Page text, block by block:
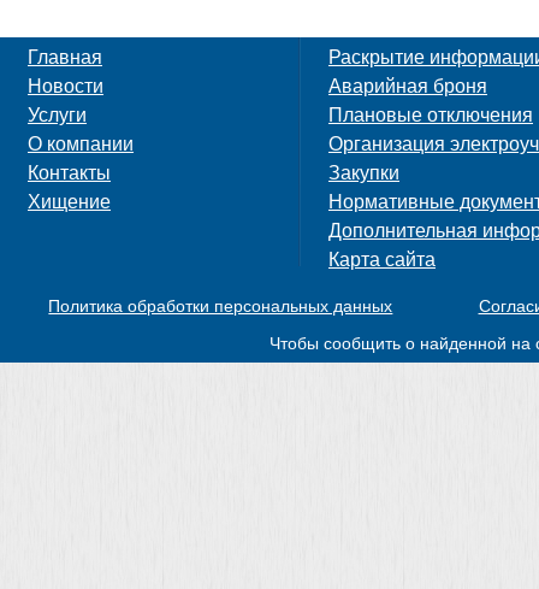
Главная
Новости
Услуги
О компании
Контакты
Хищение
Раскрытие
Аварийная броня
Плановые отключения
Организация
Закупки
Нормативные
Дополнительная
Карта сайта
Политика обработки персональных данных
Чтобы сообщить о найденной на